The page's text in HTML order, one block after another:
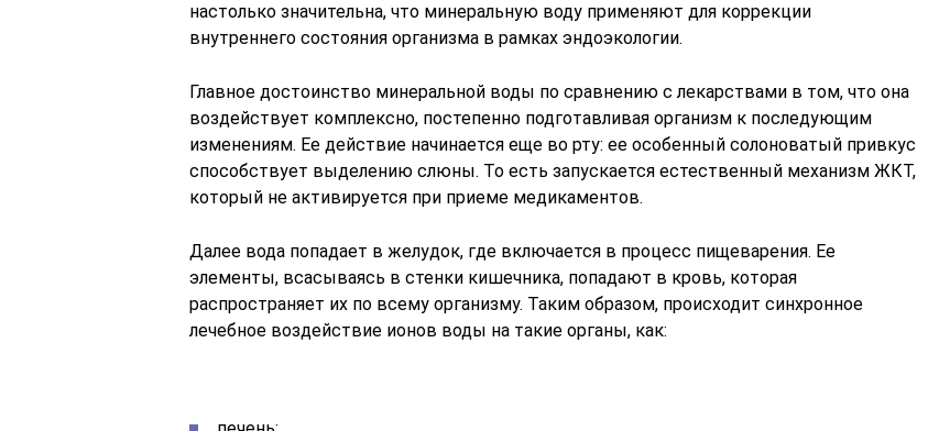
настолько значительна, что минеральную воду применяют для коррекции
внутреннего состояния организма в рамках эндоэкологии.
Главное достоинство минеральной воды по сравнению с лекарствами в том, что она
воздействует комплексно, постепенно подготавливая организм к последующим
изменениям. Ее действие начинается еще во рту: ее особенный солоноватый привкус
способствует выделению слюны. То есть запускается естественный механизм ЖКТ,
который не активируется при приеме медикаментов.
Далее вода попадает в желудок, где включается в процесс пищеварения. Ее
элементы, всасываясь в стенки кишечника, попадают в кровь, которая
распространяет их по всему организму. Таким образом, происходит синхронное
лечебное воздействие ионов воды на такие органы, как: